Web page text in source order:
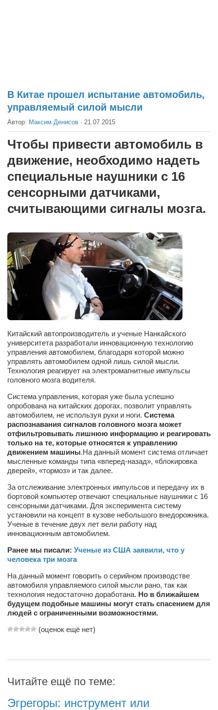
Выборы
Деньги
Традиции
Здоровье
Здоровый образ жизни
Активный отдых
Курьезы
Досье
Арт-менеджеры
Лариса Ильченко
Тамара Кубракова
Елена Мельник
Вера Паненко
Сергей Шепилов
Актёры
Валентин Бурый
Артём Мяус
Александра Сокол
Барды
Владимир Айзенберг
Игорь Добровольский
Ольга Козаченко
Оксана Скоробагатская
Александра Скорук
Евгений Полюхович
Ольга Чикина
Бизнес-партнёры
Здоровье
Оптика — Медтехника
Тенториум -центр независимых дистрибьюторов
В Китае прошел испытание автомобиль,
управляемый силой мысли
Автор: Максим Денисов · 21.07.2015
Чтобы привести автомобиль в
движение, необходимо надеть
специальные наушники с 16
сенсорными датчиками,
считывающими сигналы мозга.
Китайский автопроизводитель и ученые Нанкайского
университета разработали инновационную технологию
управления автомобилем, благодаря которой можно
управлять автомобилем одной лишь силой мысли.
Технология реагирует на электромагнитные импульсы
головного мозга водителя.
Система управления, которая уже была успешно
опробована на китайских дорогах, позволит управлять
автомобилем, не используя руки и ноги. Система
распознавания сигналов головного мозга может
отфильтровывать лишнюю информацию и реагировать
только на те, которые относятся к управлению
движением машины.На данный момент система отличает
мысленные команды типа «вперед-назад», «блокировка
дверей», «тормоз» и так далее.
За отслеживание электронных импульсов и передачу их в
бортовой компьютер отвечают специальные наушники с 16
сенсорными датчиками. Для эксперимента систему
установили на концепт в кузове небольшого внедорожника.
Ученые в течение двух лет вели работу над
инновационным автомобилем.
Ранее мы писали: Ученые из США заявили, что у
человека три мозга
На данный момент говорить о серийном производстве
автомобиля управляемого силой мысли рано, так как
технология недостаточно доработана. Но в ближайшем
будущем подобные машины могут стать спасением для
людей с ограниченными возможностями.
(оценок ещё нет)
Читайте ещё по теме:
Эгрегоры: инструмент или